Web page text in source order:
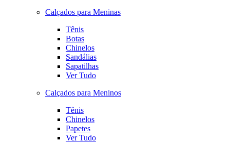
Calçados para Meninas
Tênis
Botas
Chinelos
Sandálias
Sapatilhas
Ver Tudo
Calçados para Meninos
Tênis
Chinelos
Papetes
Ver Tudo